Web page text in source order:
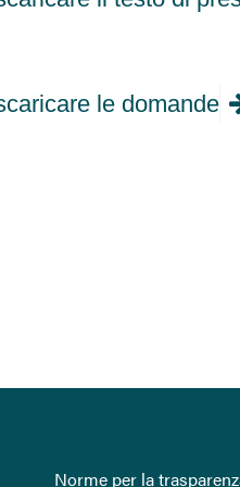
le domande
Norme per la